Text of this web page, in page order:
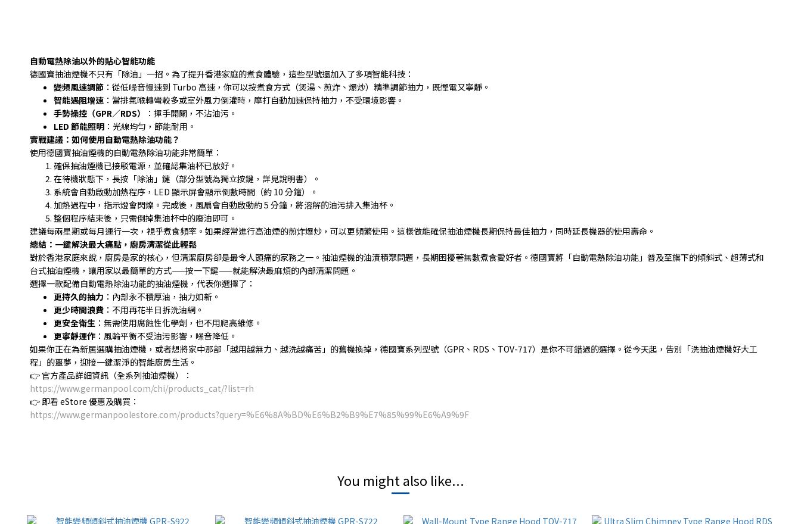
自動電熱除油以外的貼心智能功能
德國寶抽油煙機不只有「除油」一招。為了提升香港家庭的煮食體驗，這些型號還加入了多項智能科技：
變頻風速調節 ：從低噪音慢速到 Turbo 高速，你可以按煮食方式（煲湯、煎炸、爆炒）精準調節抽力，既慳電又寧靜。
智能遇阻增速 ：當排氣喉轉彎較多或室外風力倒灌時，摩打自動加速保持抽力，不受環境影響。
手勢操控（GPR／RDS）
：揮手開關，不沾油污。
LED 節能照明 ：光線均勻，節能耐用。
實戰建議：如何使用自動電熱除油功能？
使用德國寶抽油煙機的自動電熱除油功能非常簡單：
確保抽油煙機已接駁電源，並確認集油杯已放好。
在待機狀態下，長按「除油」鍵（部分型號為獨立按鍵，詳見說明書）。
系統會自動啟動加熱程序， LED 顯示屏會顯示倒數時間（約 10 分鐘）。
加熱過程中，指示燈會閃爍。完成後，風扇會自動啟動約5 分鐘，將溶解的油污排入集油杯。
整個程序結束後，只需倒掉集油杯中的廢油即可。
建議每兩星期或每月運行一次，視乎煮食頻率。如果經常進行高油煙的煎炸爆炒，可以更頻繁使用。這樣做能確保抽油煙機長期保持最佳抽力，同時延長機器的使用壽命。
總結：一鍵解決最大痛點，廚房清潔從此輕鬆
對於香港家庭來說，廚房是家的核心，但清潔廚房卻是最令人頭痛的家務之一。抽油煙機的油漬積聚問題，長期困擾著無數煮食愛好者。德國寶將「自動電熱除油功能」普及至旗下的傾斜式、超薄式和
台式抽油煙機，讓用家以最簡單的方式——按一下鍵——就能解決最麻煩的內部清潔問題。
選擇一款配備自動電熱除油功能的抽油煙機，代表你選擇了：
更持久的抽力 ：內部永不積厚油，抽力如新。
更少時間浪費 ：不用再花半日拆洗油網。
更安全衛生 ：無需使用腐蝕性化學劑，也不用爬高維修。
更寧靜運作 ：風輪平衡不受油污影響，噪音降低。
如果你正在為新居選購抽油煙機，或者想將家中那部「越用越無力、越洗越痛苦」的舊機換掉，德國寶系列型號（GPR 、 RDS 、 TOV-717）是你不可錯過的選擇。從今天起，告別「洗抽油煙機好大工
程」的噩夢，迎接一鍵潔淨的智能廚房生活。
👉 官方產品詳細資訊（全系列抽油煙機）：
https://www.germanpool.com/chi/products_cat/?list=rh
👉 即看eStore 優惠及購買：
https://www.germanpoolestore.com/products?query=%E6%8A%BD%E6%B2%B9%E7%85%99%E6%A9%9F
You might also like...